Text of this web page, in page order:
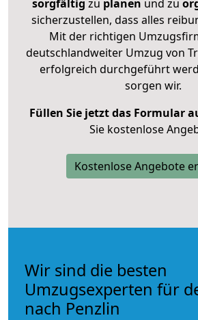
sorgfältig zu planen und zu
sicherzustellen, dass alles
Mit der richtigen
deutschlandweiter Umzug von
erfolgreich durchgeführt
sorgen wir.
Füllen Sie jetzt das Formular
Sie kostenlose
Kostenlose Angebote
Wir sind die besten
Umzugsexperten für
nach Penzlin